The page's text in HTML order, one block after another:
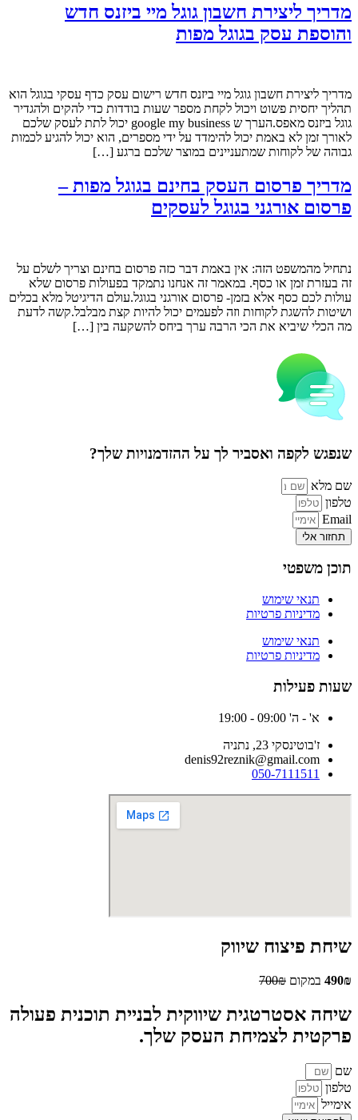
מדריך ליצירת חשבון גוגל מיי ביזנס חדש
והוספת עסק בגוגל מפות
מדריך ליצירת חשבון גוגל מיי ביזנס חדש רישום עסק כדף עסקי בגוגל הוא
תהליך יחסית פשוט ויכול לקחת מספר שעות בודדות כדי להקים ולהגדיר
גוגל ביזנס מאפס.הערך ש google my business יכול לתת לעסק שלכם
לאורך זמן לא באמת יכול להימדד על ידי מספרים, הוא יכול להגיע לכמות
גבוהה של לקוחות שמתעניינים במוצר שלכם ברגע […]
מדריך פרסום העסק בחינם בגוגל מפות –
פרסום אורגני בגוגל לעסקים
נתחיל מהמשפט הזה: אין באמת דבר כזה פרסום בחינם וצריך לשלם על
זה בעזרת זמן או כסף. במאמר זה אנחנו נתמקד בפעולות פרסום שלא
עולות לכם כסף אלא בזמן- פרסום אורגני בגוגל.עולם הדיגיטל מלא בכלים
ושיטות להשגת לקוחות וזה לפעמים יכול להיות קצת מבלבל.קשה לדעת
מה הכלי שיביא את הכי הרבה ערך ביחס להשקעה בין […]
שנפגש לקפה ואסביר לך על ההזדמנויות שלך?
שם מלא
טלפון
Email
תחזור אלי
תוכן משפטי
תנאי שימוש
מדיניות פרטיות
תנאי שימוש
מדיניות פרטיות
שעות פעילות
א' - ה' 09:00 - 19:00
ז'בוטינסקי 23, נתניה
denis92reznik@gmail.com
050-7111511
שיחת פיצוח שיווק
490₪ במקום 700₪
שיחה אסטרטגית שיווקית לבניית תוכנית פעולה
פרקטית לצמיחת העסק שלך.
שם
טלפון
אימייל